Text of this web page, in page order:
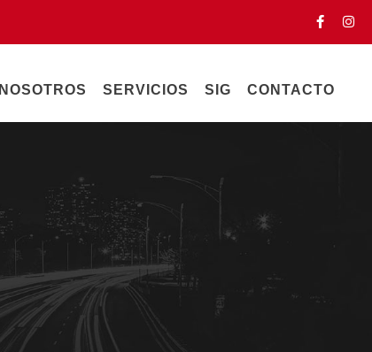
NOSOTROS SERVICIOS SIG CONTACTO